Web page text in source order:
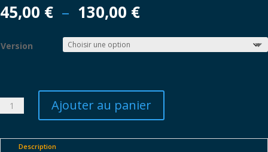
45,00 € – 130,00 €Plage
prix :
45,00 €
Version
quantité
de
Ajouter au panier
Description